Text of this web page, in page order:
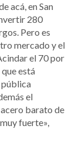
acá, en San
280
Pero es
mercado y el
el 70 por
está
pública
el
barato de
fuerte»,